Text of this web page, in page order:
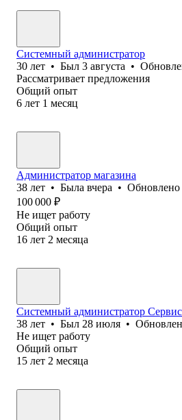
Системный администратор
30 лет • Был 3 августа •
Рассматривает предложения
Общий опыт
6 лет 1 месяц
Администратор магазина
38 лет • Была вчера • Обновлено
100 000 ₽
Не ищет работу
Общий опыт
16 лет 2 месяца
Системный администратор
38 лет • Был 28 июля •
Не ищет работу
Общий опыт
15 лет 2 месяца